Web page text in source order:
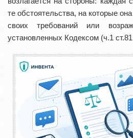
те обстоятельства, на которые
своих требований или
установленных Кодексом (ч.1